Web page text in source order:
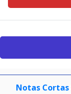
Notas Cortas